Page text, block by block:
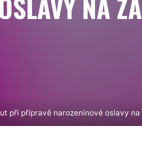
NA
při přípravě narozeninové oslavy na